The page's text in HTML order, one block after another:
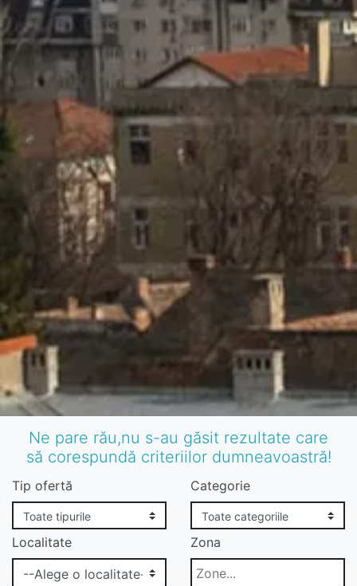
Ne pare rău,nu s-au găsit rezultate care
să corespundă criteriilor dumneavoastră!
Tip ofertă Categorie
Localitate Zona